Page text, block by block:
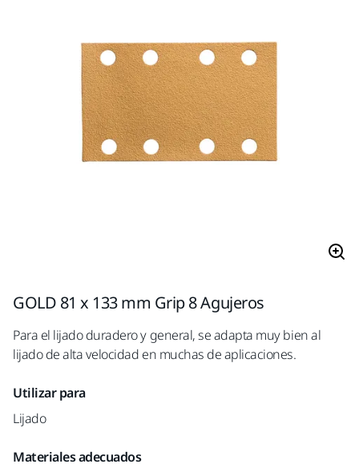
GOLD 81 x 133 mm Grip 8 Agujeros
Para el lijado duradero y general, se adapta muy bien al
lijado de alta velocidad en muchas de aplicaciones.
Utilizar para
Lijado
Materiales adecuados